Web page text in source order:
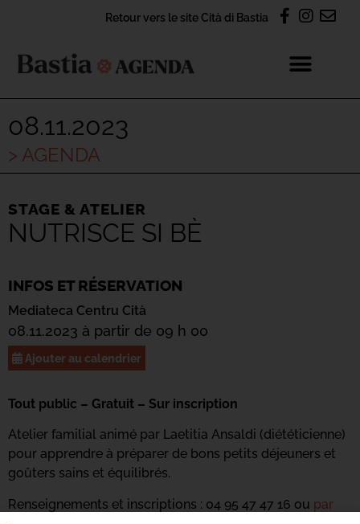
Retour vers le site Cità di Bastia
08.11.2023
> AGENDA
STAGE & ATELIER
NUTRISCE SI BÈ
INFOS ET RÉSERVATION
Mediateca Centru Cità
08.11.2023 à partir de 09 h 00
Ajouter au calendrier
Tout public – Gratuit – Sur inscription
Atelier familial animé par Laetitia Ansaldi (diététicienne)
pour apprendre à préparer de bons petits déjeuners et
goûters sains et équilibrés.
Renseignements et inscriptions : 04 95 47 47 16 ou par